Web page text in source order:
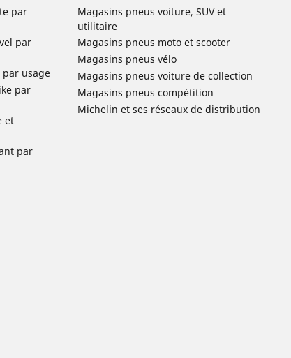
par
par
par usage
par
et
par
Magasins pneus voiture, SUV et
utilitaire
Magasins pneus moto et scooter
Magasins pneus vélo
Magasins pneus voiture de collection
Magasins pneus compétition
Michelin et ses réseaux de distribution